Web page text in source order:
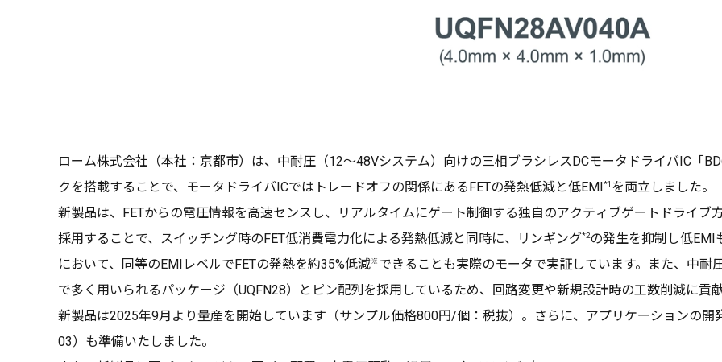
ローム株式会社（本社：京都市）は、中耐圧（12〜48Vシステム）向けの三相ブラシレスDCモータドライバIC「
クを搭載することで、モータドライバICではトレードオフの関係にあるFETの発熱低減と低EMI*1 を両立しました。
新製品は、FETからの電圧情報を高速センスし、リアルタイムにゲート制御する独自のアクティブゲートドライブ
採用することで、スイッチング時のFET低消費電力化による発熱低減と同時に、リンギング*2の発生を抑制し低EMI
において、同等のEMIレベルでFETの発熱を約35%低減※できることも実際のモータで実証しています。また、中
で多く用いられるパッケージ（UQFN28）とピン配列を採用しているため、回路変更や新規設計時の工数削減に貢献
新製品は2025年9月より量産を開始しています（サンプル価格800円/個：税抜）。さらに、アプリケーションの開
03）も準備いたしました。